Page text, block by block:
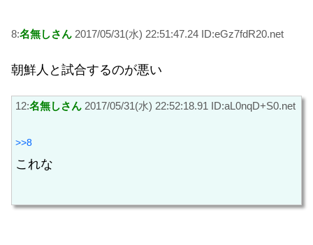
8:名無しさん 2017/05/31(水) 22:51:47.24 ID:eGz7fdR20.net
朝鮮人と試合するのが悪い
12:名無しさん 2017/05/31(水) 22:52:18.91 ID:aL0nqD+S0.net
>>8
これな